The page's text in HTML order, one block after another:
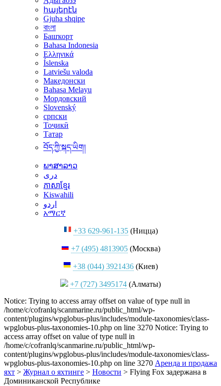
հայերէն
Gjuha shqipe
বাংলা
Башҡорт
Bahasa Indonesia
Ελληνικά
Íslenska
Latviešu valoda
Македонски
Bahasa Melayu
Мордовский
Slovenský
српски
Тоҷикӣ
Татар
བོད་ཀྱི་སྐད་ཡིག།
ພາສາລາວ
دری
ភាសាខ្មែរ
Kiswahili
اردو
አማርኛ
+33 629-961-135(Ницца)
+7 (495) 4813905(Москва)
+38 (044) 3921436 (Киев)
+7 (727) 3495174 (Алматы)
Notice: Trying to access array offset on value of type null in
/home/c/cofranlq/scanmarine.ru/public_html/wp-
content/plugins/wpglobus-plus/includes/module-taxonomies/class-
wpglobus-plus-taxonomies-10.php on line 3270 Notice: Trying to
access array offset on value of type null in
/home/c/cofranlq/scanmarine.ru/public_html/wp-
content/plugins/wpglobus-plus/includes/module-taxonomies/class-
wpglobus-plus-taxonomies-10.php on line 3270 Аренда и продажа
яхт > Журнал о яхтинге > Новости > Flying Fox задержана в
Доминиканской Республике